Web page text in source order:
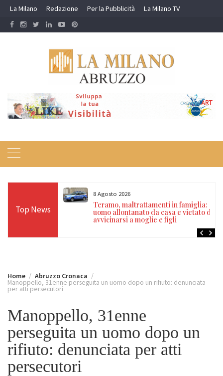
Skip
content
La Milano Redazione Per la Pubblicità La Milano TV
Top News
del territorio:
la
8 Agosto 2026
Teramo, maltrattamenti in famiglia:
uomo allontanato da casa e vietato di
avvicinarsi a moglie e figli
Home Abruzzo Cronaca
Manoppello, 31enne perseguita un uomo dopo un rifiuto: denunciata
per atti persecutori
Manoppello, 31enne
perseguita un uomo dopo un
rifiuto: denunciata per atti
persecutori